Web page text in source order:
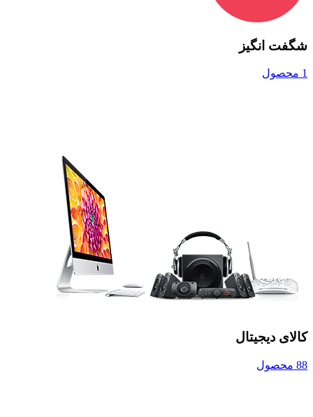
شگفت انگیز
1 محصول
کالای دیجیتال
88 محصول